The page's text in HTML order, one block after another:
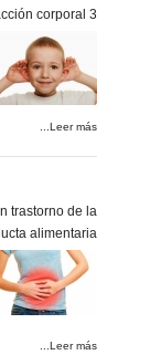
3 dinámicas para prevenir la insatisfacción corporal
Leer más...
trastorno de la
alimentaria
Leer más...